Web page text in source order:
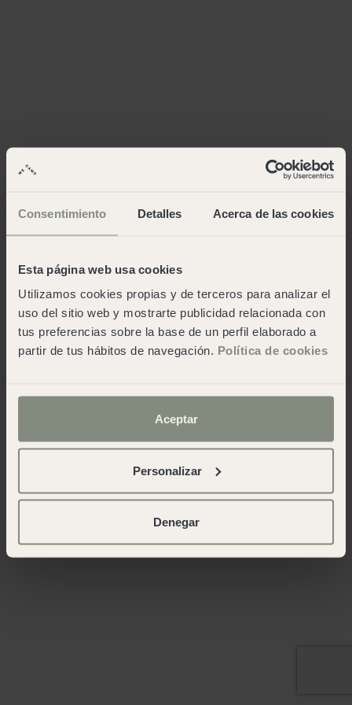
Consentimiento Detalles Acerca de las cookies
Esta página web usa cookies
Utilizamos cookies propias y de terceros para analizar el
uso del sitio web y mostrarte publicidad relacionada con
tus preferencias sobre la base de un perfil elaborado a
partir de tus hábitos de navegación. Política de cookies
Aceptar
Personalizar
Denegar